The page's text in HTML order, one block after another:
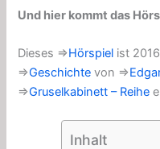
Und hier kommt das
Dieses ⇒Hörspiel ist
⇒Geschichte von ⇒
⇒Gruselkabinett – Reihe
Inhalt